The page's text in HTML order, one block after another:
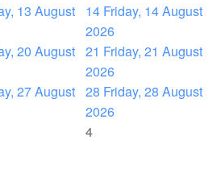
13 August
14 Friday, 14 August
2026
20 August 21 Friday, 21 August
2026
27 August 28 Friday, 28 August
2026
4